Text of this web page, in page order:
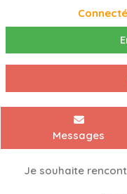
Messages
Je souhaite